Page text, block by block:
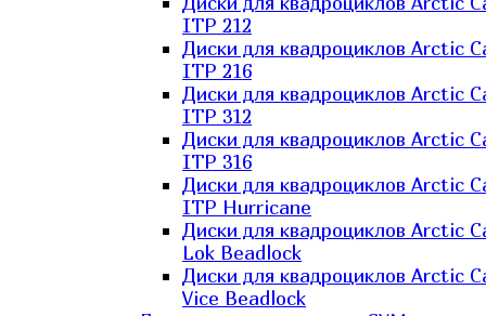
ITP 212
Диски для квадроциклов Arctic
ITP 216
Диски для квадроциклов Arctic
ITP 312
Диски для квадроциклов Arctic
ITP 316
Диски для квадроциклов Arctic
ITP Hurricane
Диски для квадроциклов Arctic
Lok Beadlock
Диски для квадроциклов Arctic
Vice Beadlock